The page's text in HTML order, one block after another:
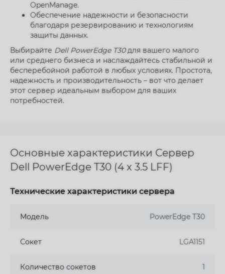
OpenManage.
Обеспечение надежности и безопасности
благодаря резервированию и технологиям
защиты данных.
Выбирайте Dell PowerEdge T30для вашего малого
или среднего бизнеса и наслаждайтесь стабильной и
бесперебойной работой в любых условиях. Простота,
надежность и производительность – вот что делает
этот сервер идеальным выбором для ваших
потребностей.
Основные характеристики Сервер
Dell PowerEdge T30 (4 x 3.5 LFF)
Технические характеристики сервера
Модель PowerEdge T30
Сокет LGA1151
Количество сокетов 1